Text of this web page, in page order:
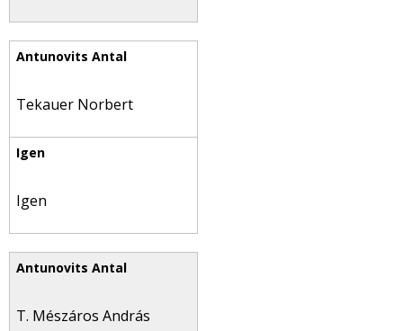
Tekauer Norbert
Igen
T. Mészáros András